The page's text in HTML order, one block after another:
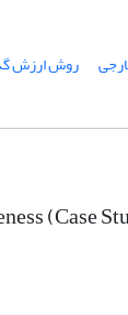
روش ارزش
(Case